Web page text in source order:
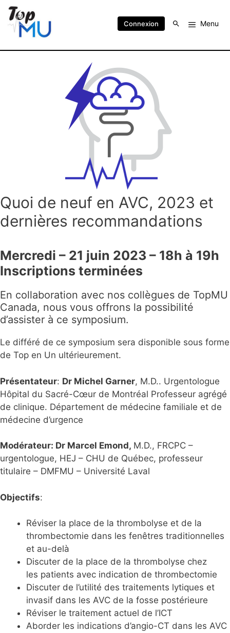
Connexion Menu
Quoi de neuf en AVC, 2023 et
dernières recommandations
Mercredi – 21 juin 2023 – 18h à 19h
Inscriptions terminées
En collaboration avec nos collègues de TopMU
Canada, nous vous offrons la possibilité
d’assister à ce symposium.
Le différé de ce symposium sera disponible sous forme
de Top en Un ultérieurement.
Présentateur: Dr Michel Garner, M.D.. Urgentologue
Hôpital du Sacré-Cœur de Montréal Professeur agrégé
de clinique. Département de médecine familiale et de
médecine d’urgence
Modérateur: Dr Marcel Emond, M.D., FRCPC –
urgentologue, HEJ – CHU de Québec, professeur
titulaire – DMFMU – Université Laval
Objectifs:
Réviser la place de la thrombolyse et de la
thrombectomie dans les fenêtres traditionnelles
et au-delà
Discuter de la place de la thrombolyse chez
les patients avec indication de thrombectomie
Discuter de l’utilité des traitements lytiques et
invasif dans les AVC de la fosse postérieure
Réviser le traitement actuel de l’ICT
Aborder les indications d’angio-CT dans les AVC